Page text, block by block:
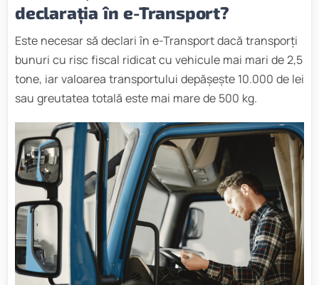
declarația în e-Transport?
Este necesar să declari în e-Transport dacă transporți
bunuri cu risc fiscal ridicat cu vehicule mai mari de 2,5
tone, iar valoarea transportului depășește 10.000 de lei
sau greutatea totală este mai mare de 500 kg.